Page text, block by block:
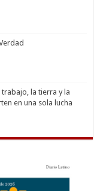
la tierra y la
en una sola lucha